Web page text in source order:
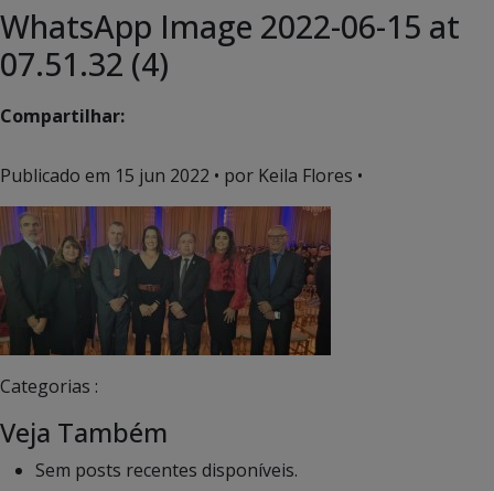
WhatsApp Image 2022-06-15 at
07.51.32 (4)
Compartilhar:
Publicado em 15 jun 2022 • por Keila Flores •
Categorias :
Veja Também
Sem posts recentes disponíveis.